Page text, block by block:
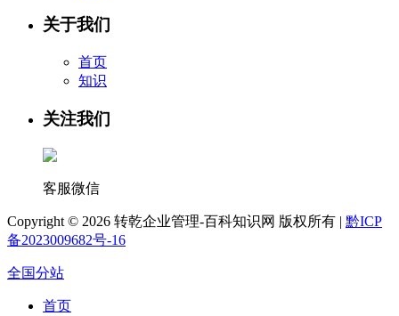
关于我们
首页
知识
关注我们
客服微信
Copyright © 2026 转乾企业管理-百科知识网 版权所有 | 黔ICP
备2023009682号-16
全国分站
首页